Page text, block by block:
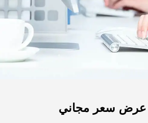
عرض سعر مجاني